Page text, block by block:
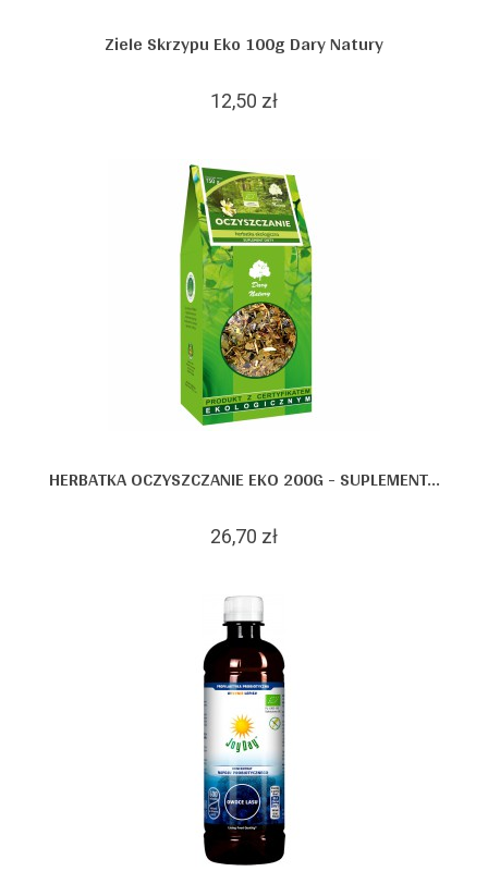
Ziele Skrzypu Eko 100g Dary Natury
12,50 zł
HERBATKA OCZYSZCZANIE EKO 200G - SUPLEMENT...
26,70 zł